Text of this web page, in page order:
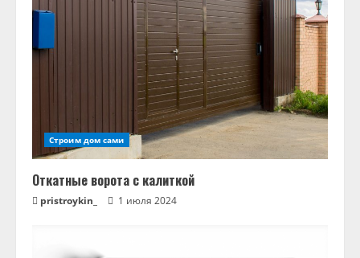
т
ь
е
н
Строим дом сами
Откатные ворота с калиткой
pristroykin_ 1 июля 2024